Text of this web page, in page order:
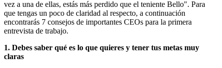
vez a una de ellas, estás más perdido que el teniente Bello". Para
que tengas un poco de claridad al respecto, a continuación
encontrarás 7 consejos de importantes CEOs para la primera
entrevista de trabajo.
1. Debes saber qué es lo que quieres y tener tus metas muy
claras